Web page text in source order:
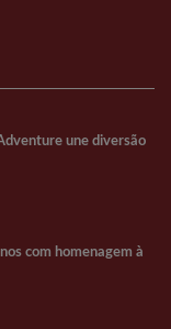
une diversão
com homenagem à